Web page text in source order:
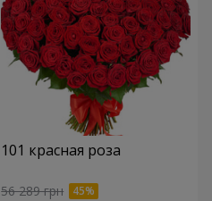
101 красная роза
56 289 грн